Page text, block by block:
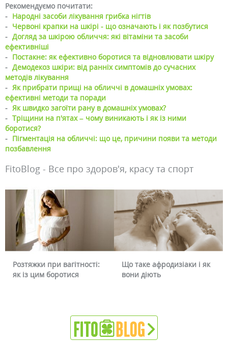
Рекомендуємо почитати:
- Народні засоби лікування грибка нігтів
- Червоні крапки на шкірі - що означають і як позбутися
- Догляд за шкірою обличчя: які вітаміни та засоби
ефективніші
- Постакне: як ефективно боротися та відновлювати шкіру
- Демодекоз шкіри: від ранніх симптомів до сучасних
методів лікування
- Як прибрати прищі на обличчі в домашніх умовах:
ефективні методи та поради
- Як швидко загоїти рану в домашніх умовах?
- Тріщини на п'ятах – чому виникають і як із ними
боротися?
- Пігментація на обличчі: що це, причини появи та методи
позбавлення
FitoBlog - Все про здоров'я, красу та спорт
вагітності:
Що таке афродизіаки і як
вони діють
Чому